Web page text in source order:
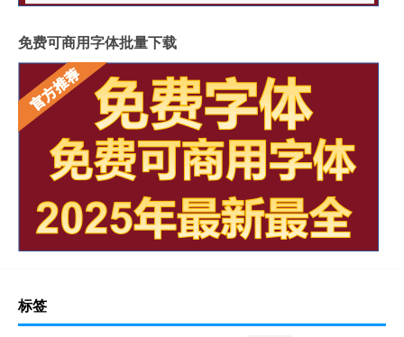
免费可商用字体批量下载
标签